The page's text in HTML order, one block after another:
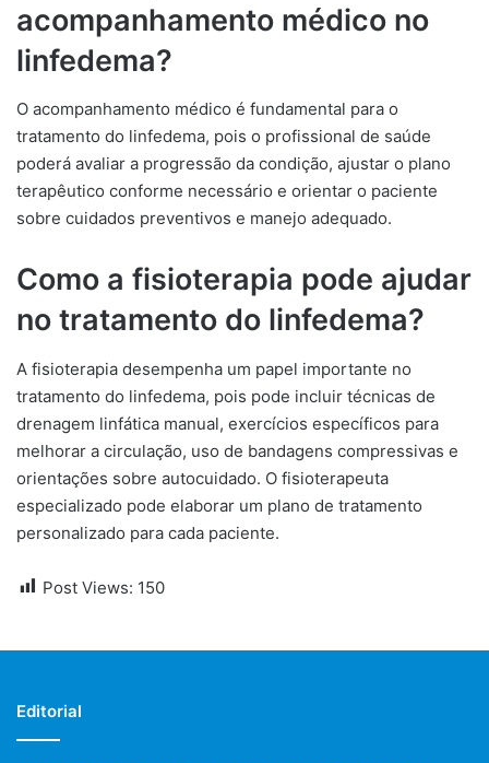
acompanhamento médico no
linfedema?
O acompanhamento médico é fundamental para o
tratamento do linfedema, pois o profissional de saúde
poderá avaliar a progressão da condição, ajustar o plano
terapêutico conforme necessário e orientar o paciente
sobre cuidados preventivos e manejo adequado.
Como a fisioterapia pode ajudar
no tratamento do linfedema?
A fisioterapia desempenha um papel importante no
tratamento do linfedema, pois pode incluir técnicas de
drenagem linfática manual, exercícios específicos para
melhorar a circulação, uso de bandagens compressivas e
orientações sobre autocuidado. O fisioterapeuta
especializado pode elaborar um plano de tratamento
personalizado para cada paciente.
Post Views: 150
Editorial